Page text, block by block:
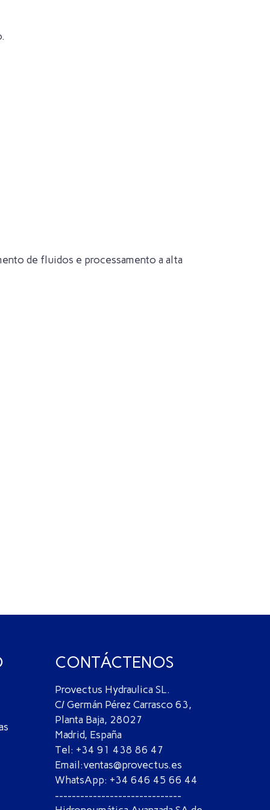
de fluidos e processamento a alta
CONTÁCTENOS
Provectus Hydraulica SL.
C/ Germán Pérez Carrasco 63,
Planta Baja, 28027
Madrid, España
Tel: +34 91 438 86 47
Email:ventas@provectus.es
WhatsApp: +34 646 45 66 44
------------------------------